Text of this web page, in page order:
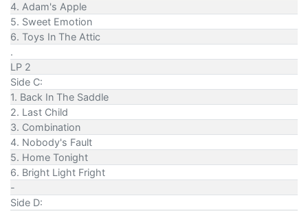
4. Adam's Apple
5. Sweet Emotion
6. Toys In The Attic
.
LP 2
Side C:
1. Back In The Saddle
2. Last Child
3. Combination
4. Nobody's Fault
5. Home Tonight
6. Bright Light Fright
-
Side D: